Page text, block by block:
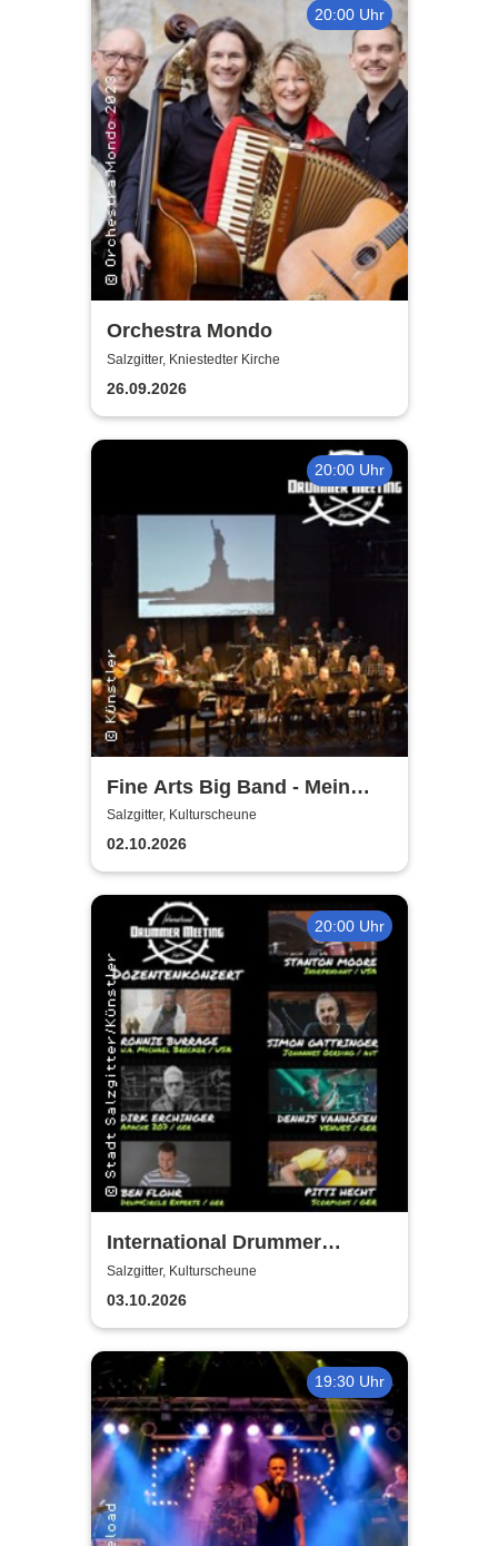
20:00 Uhr
Orchestra Mondo
Salzgitter, Kniestedter Kirche
26.09.2026
20:00 Uhr
Fine Arts Big Band - Mein
amerikanischer Traum - True
Stories
Salzgitter, Kulturscheune
02.10.2026
20:00 Uhr
International Drummer
Meeting Konzert |
Kulturscheune
Salzgitter, Kulturscheune
03.10.2026
19:30 Uhr